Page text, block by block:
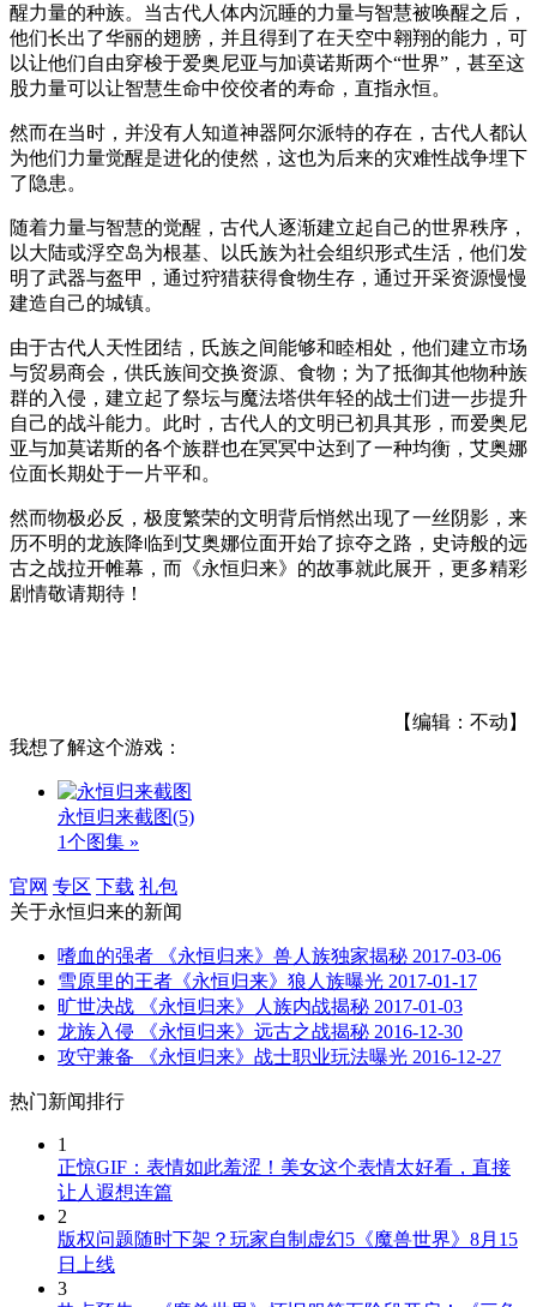
醒力量的种族。当古代人体内沉睡的力量与智慧被唤醒之后，
他们长出了华丽的翅膀，并且得到了在天空中翱翔的能力，可
以让他们自由穿梭于爱奥尼亚与加谟诺斯两个“世界”，甚至这
股力量可以让智慧生命中佼佼者的寿命，直指永恒。
然而在当时，并没有人知道神器阿尔派特的存在，古代人都认
为他们力量觉醒是进化的使然，这也为后来的灾难性战争埋下
了隐患。
随着力量与智慧的觉醒，古代人逐渐建立起自己的世界秩序，
以大陆或浮空岛为根基、以氏族为社会组织形式生活，他们发
明了武器与盔甲，通过狩猎获得食物生存，通过开采资源慢慢
建造自己的城镇。
由于古代人天性团结，氏族之间能够和睦相处，他们建立市场
与贸易商会，供氏族间交换资源、食物；为了抵御其他物种族
群的入侵，建立起了祭坛与魔法塔供年轻的战士们进一步提升
自己的战斗能力。此时，古代人的文明已初具其形，而爱奥尼
亚与加莫诺斯的各个族群也在冥冥中达到了一种均衡，艾奥娜
位面长期处于一片平和。
然而物极必反，极度繁荣的文明背后悄然出现了一丝阴影，来
历不明的龙族降临到艾奥娜位面开始了掠夺之路，史诗般的远
古之战拉开帷幕，而《永恒归来》的故事就此展开，更多精彩
剧情敬请期待！
【编辑：不动】
我想了解这个游戏：
永恒归来截图(5)
1个图集 »
官网 专区 下载 礼包
关于永恒归来的新闻
嗜血的强者 《永恒归来》兽人族独家揭秘 2017-03-06
雪原里的王者《永恒归来》狼人族曝光 2017-01-17
旷世决战 《永恒归来》人族内战揭秘 2017-01-03
龙族入侵 《永恒归来》远古之战揭秘 2016-12-30
攻守兼备 《永恒归来》战士职业玩法曝光 2016-12-27
热门新闻排行
1
正惊GIF：表情如此羞涩！美女这个表情太好看，直接
让人遐想连篇
2
版权问题随时下架？玩家自制虚幻5《魔兽世界》8月15
日上线
3